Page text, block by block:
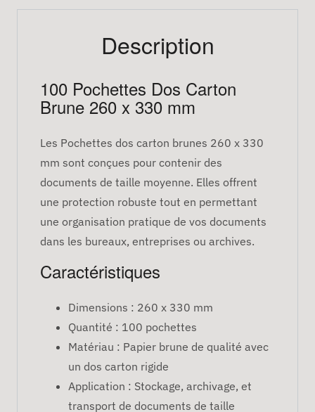
Description
100 Pochettes Dos Carton
Brune 260 x 330 mm
Les Pochettes dos carton brunes 260 x 330
mm sont conçues pour contenir des
documents de taille moyenne. Elles offrent
une protection robuste tout en permettant
une organisation pratique de vos documents
dans les bureaux, entreprises ou archives.
Caractéristiques
Dimensions : 260 x 330 mm
Quantité : 100 pochettes
Matériau : Papier brune de qualité avec
un dos carton rigide
Application : Stockage, archivage, et
transport de documents de taille